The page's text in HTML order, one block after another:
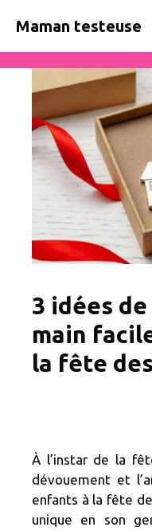
contenu
Maman testeuse
3 idées
main
la fête
À l’instar de la
dévouement et
enfants à la fête
unique en son